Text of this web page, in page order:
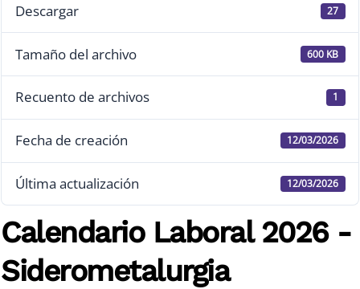
Descargar 27
Tamaño del archivo 600 KB
Recuento de archivos 1
Fecha de creación 12/03/2026
Última actualización 12/03/2026
Calendario Laboral 2026 -
Siderometalurgia